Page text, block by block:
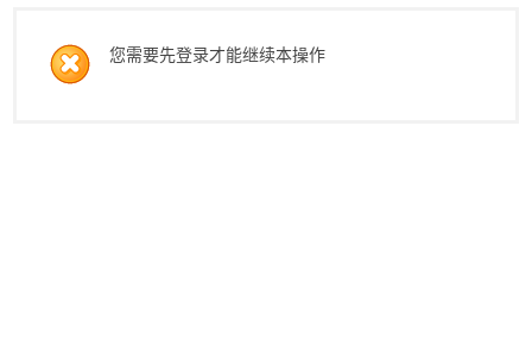
您需要先登录才能继续本操作